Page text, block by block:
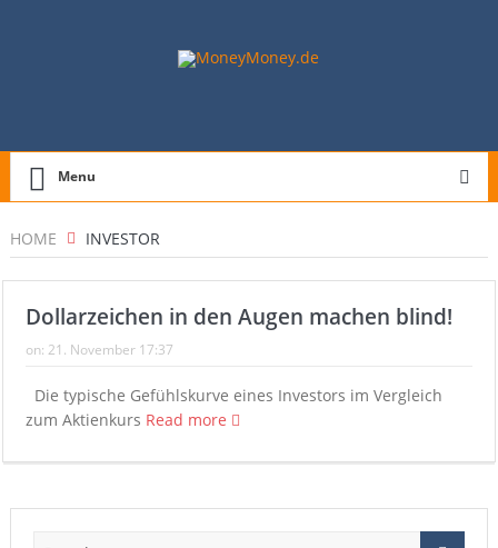
Menu
HOME INVESTOR
Dollarzeichen in den Augen machen blind!
on: 21. November 17:37
Die typische Gefühlskurve eines Investors im Vergleich
zum Aktienkurs Read more